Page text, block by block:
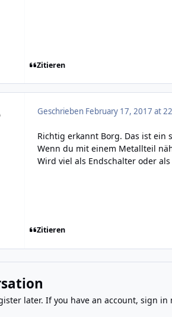
Zitieren
Geschrieben February 17, 2017 at
Richtig erkannt Borg. Das ist
Wenn du mit einem Metallteil
Wird viel als Endschalter oder
Zitieren
later. If you have an account, sign in